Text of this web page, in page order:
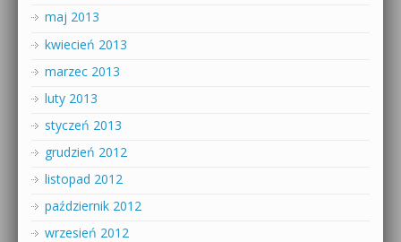
maj 2013
kwiecień 2013
marzec 2013
luty 2013
styczeń 2013
grudzień 2012
listopad 2012
październik 2012
wrzesień 2012